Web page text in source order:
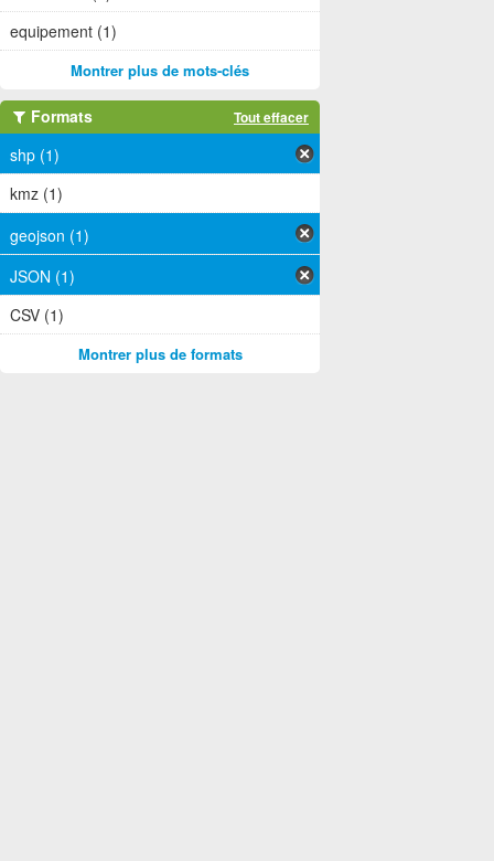
equipement (1)
Montrer plus de mots-clés
Formats Tout effacer
shp (1)
kmz (1)
geojson (1)
JSON (1)
CSV (1)
Montrer plus de formats